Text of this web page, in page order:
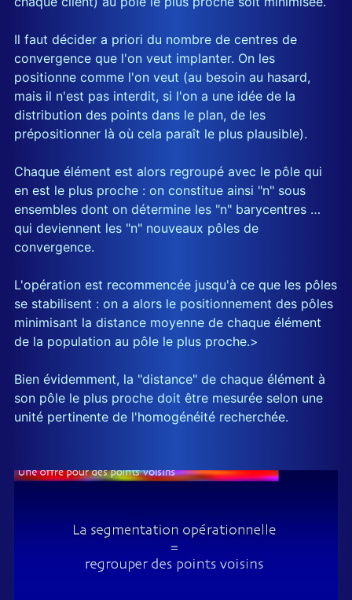
Il faut décider a priori du nombre de centres de
convergence que l'on veut implanter. On les
positionne comme l'on veut (au besoin au hasard,
mais il n'est pas interdit, si l'on a une idée de la
distribution des points dans le plan, de les
prépositionner là où cela paraît le plus plausible).
Chaque élément est alors regroupé avec le pôle qui
en est le plus proche : on constitue ainsi "n" sous
ensembles dont on détermine les "n" barycentres …
qui deviennent les "n" nouveaux pôles de
convergence.
L'opération est recommencée jusqu'à ce que les pôles
se stabilisent : on a alors le positionnement des pôles
minimisant la distance moyenne de chaque élément
de la population au pôle le plus proche.>
Bien évidemment, la "distance" de chaque élément à
son pôle le plus proche doit être mesurée selon une
unité pertinente de l'homogénéité recherchée.